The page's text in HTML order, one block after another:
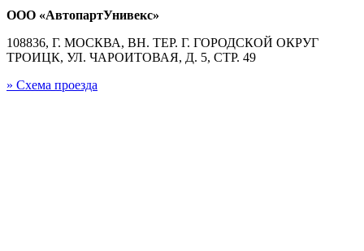
ООО «АвтопартУнивекс»
108836, Г. МОСКВА, ВН. ТЕР. Г. ГОРОДСКОЙ ОКРУГ
ТРОИЦК, УЛ. ЧАРОИТОВАЯ, Д. 5, СТР. 49
» Схема проезда